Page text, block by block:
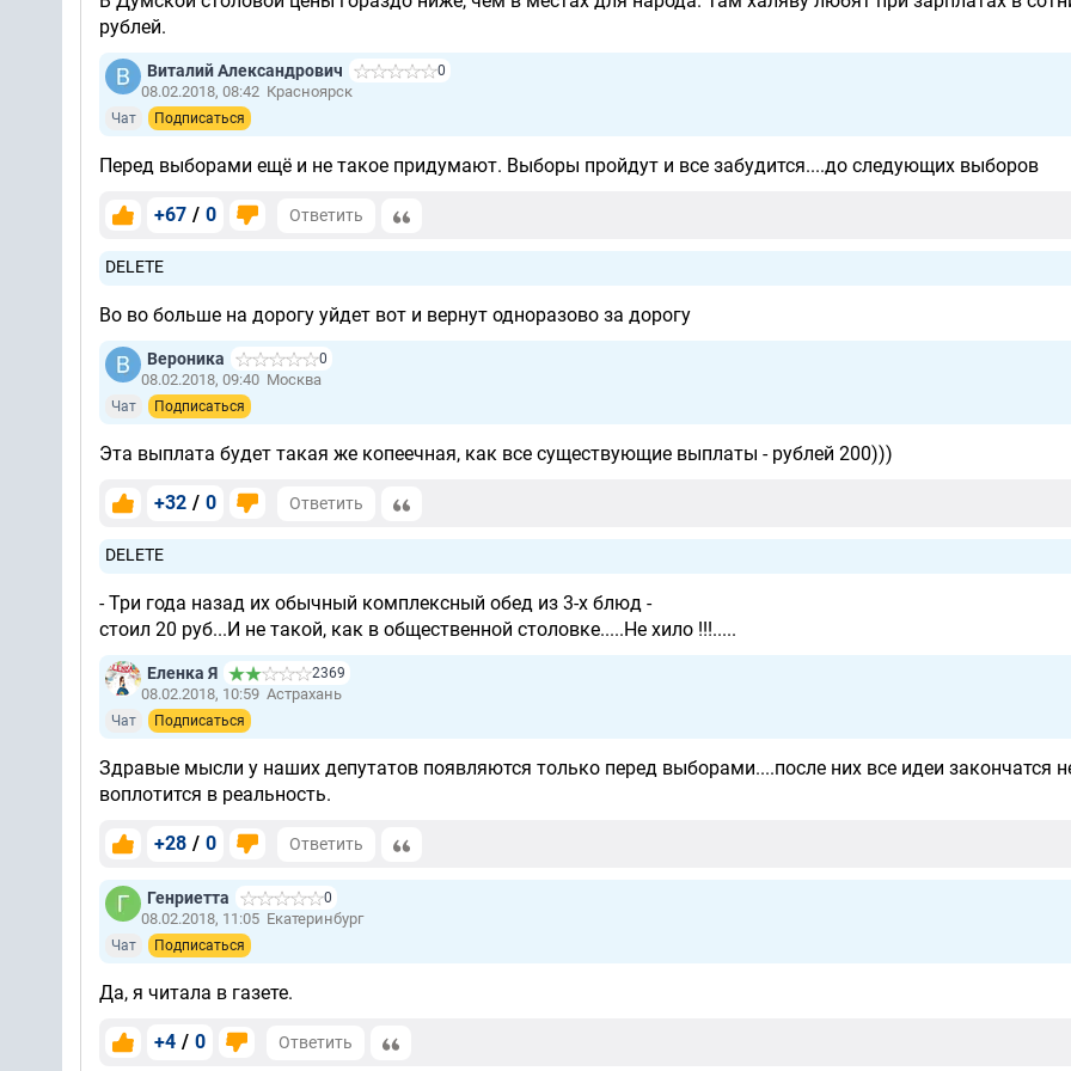
рублей.
Виталий Александрович 0
08.02.2018, 08:42 Красноярск
Чат Подписаться
Перед выборами ещё и не такое придумают. Выборы пройдут и все забудится....до следующих выборов
+67 / 0 Ответить
DELETE
Во во больше на дорогу уйдет вот и вернут одноразово за дорогу
Вероника 0
08.02.2018, 09:40 Москва
Чат Подписаться
Эта выплата будет такая же копеечная, как все существующие выплаты - рублей 200)))
+32 / 0 Ответить
DELETE
- Три года назад их обычный комплексный обед из 3-х блюд -
стоил 20 руб...И не такой, как в общественной столовке.....Не хило !!!.....
Еленка Я 2369
08.02.2018, 10:59 Астрахань
Чат Подписаться
Здравые мысли у наших депутатов появляются только перед выборами....после них все идеи закончатся
воплотится в реальность.
+28 / 0 Ответить
Генриетта 0
08.02.2018, 11:05 Екатеринбург
Чат Подписаться
Да, я читала в газете.
+4 / 0 Ответить